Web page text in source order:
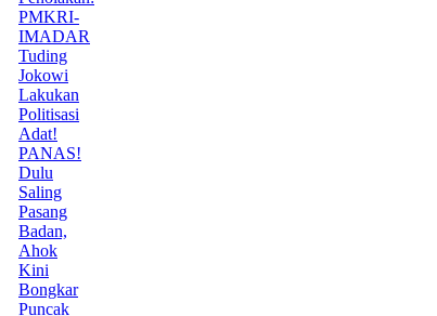
PMKRI-
IMADAR
Tuding
Jokowi
Lakukan
Politisasi
Adat!
PANAS!
Dulu
Saling
Pasang
Badan,
Ahok
Kini
Bongkar
Puncak